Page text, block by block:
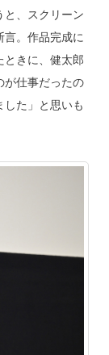
と、スクリーン
。作品完成に
ときに、健太郎
が仕事だったの
した」と思いも